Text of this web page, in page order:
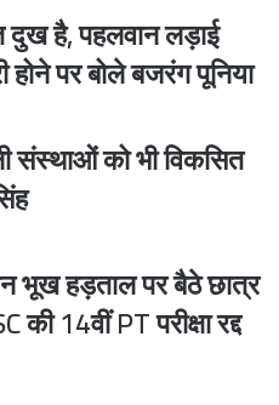
है, पहलवान लड़ाई
पर बोले बजरंग पूनिया
संस्थाओं को भी विकसित
भूख हड़ताल पर बैठे छात्र
14वीं PT परीक्षा रद्द